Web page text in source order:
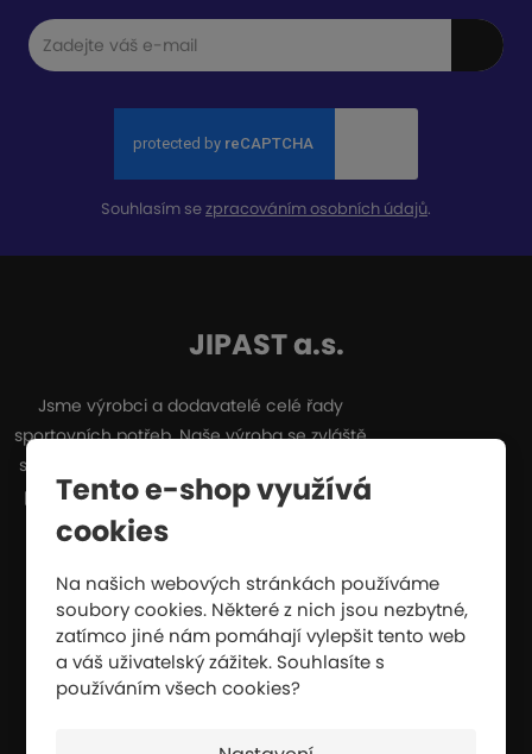
Tento e-shop využívá
cookies
Na našich webových stránkách používáme
soubory cookies. Některé z nich jsou nezbytné,
zatímco jiné nám pomáhají vylepšit tento web
a váš uživatelský zážitek. Souhlasíte s
používáním všech cookies?
Souhlasím sezpracováním osobních údajů.
JIPAST a.s.
Jsme výrobci a dodavatelé celé řady
sportovních potřeb. Naše výroba se zvláště
specializuje na dopadové plochy, které se
používají všude tam, kde hrozí nebezpečí
pádu z výšky nebo pádu při vysoké
CERTIFIKÁTY
INFORMACE O VÝROBĚ
VRÁCENÍ ZBOŽÍ / REKLAMACE